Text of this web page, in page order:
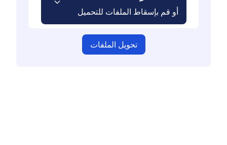
أو قم بإسقاط الملفات للتحميل
تحويل الملفات